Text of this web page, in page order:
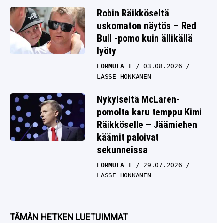
Robin Räikköseltä
uskomaton näytös – Red
Bull -pomo kuin ällikällä
lyöty
FORMULA 1
03.08.2026
LASSE HONKANEN
Nykyiseltä McLaren-
pomolta karu temppu Kimi
Räikköselle – Jäämiehen
käämit paloivat
sekunneissa
FORMULA 1
29.07.2026
LASSE HONKANEN
TÄMÄN HETKEN LUETUIMMAT